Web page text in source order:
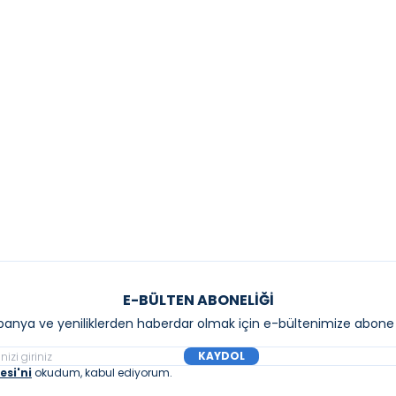
E-BÜLTEN ABONELIĞI
ve yeniliklerden haberdar olmak için e-bültenimize
KAYDOL
okudum, kabul ediyorum.